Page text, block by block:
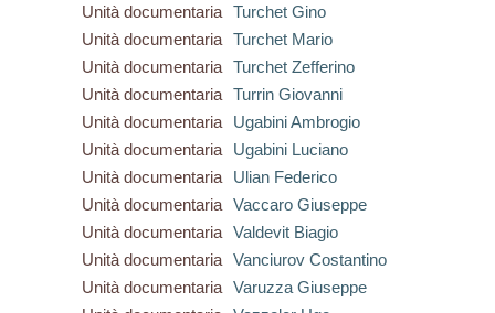
Unità documentaria
Turchet Gino
Unità documentaria
Turchet Mario
Unità documentaria
Turchet Zefferino
Unità documentaria
Turrin Giovanni
Unità documentaria
Ugabini Ambrogio
Unità documentaria
Ugabini Luciano
Unità documentaria
Ulian Federico
Unità documentaria
Vaccaro Giuseppe
Unità documentaria
Valdevit Biagio
Unità documentaria
Vanciurov Costantino
Unità documentaria
Varuzza Giuseppe